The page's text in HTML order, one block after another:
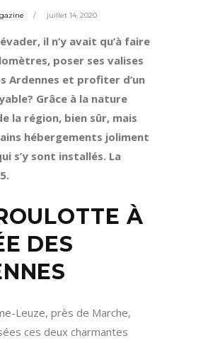
juillet 14, 2020
il n’y avait qu’à faire
poser ses valises
Ardennes et profiter d’un
Grâce à la nature
la région, bien sûr, mais
hébergements joliment
s’y sont installés. La
À
DES
Leuze, près de Marche,
ces deux charmantes